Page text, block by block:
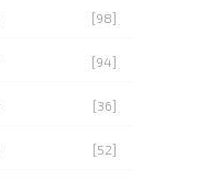
[98]
[94]
[36]
[52]